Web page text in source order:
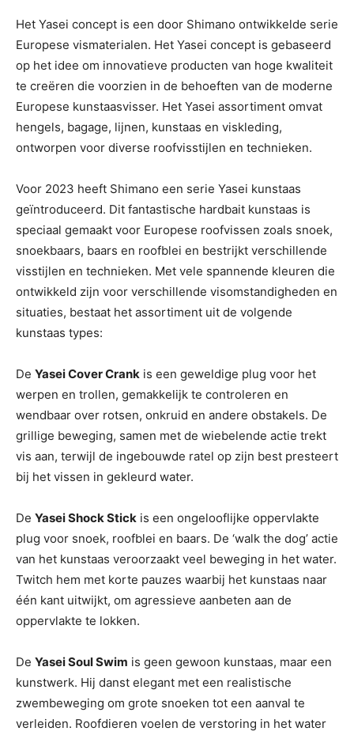
Het Yasei concept is een door Shimano ontwikkelde serie
Europese vismaterialen. Het Yasei concept is gebaseerd
op het idee om innovatieve producten van hoge kwaliteit
te creëren die voorzien in de behoeften van de moderne
Europese kunstaasvisser. Het Yasei assortiment omvat
hengels, bagage, lijnen, kunstaas en viskleding,
ontworpen voor diverse roofvisstijlen en technieken.
Voor 2023 heeft Shimano een serie Yasei kunstaas
geïntroduceerd. Dit fantastische hardbait kunstaas is
speciaal gemaakt voor Europese roofvissen zoals snoek,
snoekbaars, baars en roofblei en bestrijkt verschillende
visstijlen en technieken. Met vele spannende kleuren die
ontwikkeld zijn voor verschillende visomstandigheden en
situaties, bestaat het assortiment uit de volgende
kunstaas types:
De Yasei Cover Crank is een geweldige plug voor het
werpen en trollen, gemakkelijk te controleren en
wendbaar over rotsen, onkruid en andere obstakels. De
grillige beweging, samen met de wiebelende actie trekt
vis aan, terwijl de ingebouwde ratel op zijn best presteert
bij het vissen in gekleurd water.
De Yasei Shock Stick is een ongelooflijke oppervlakte
plug voor snoek, roofblei en baars. De ‘walk the dog’ actie
van het kunstaas veroorzaakt veel beweging in het water.
Twitch hem met korte pauzes waarbij het kunstaas naar
één kant uitwijkt, om agressieve aanbeten aan de
oppervlakte te lokken.
De Yasei Soul Swim is geen gewoon kunstaas, maar een
kunstwerk. Hij danst elegant met een realistische
zwembeweging om grote snoeken tot een aanval te
verleiden. Roofdieren voelen de verstoring in het water